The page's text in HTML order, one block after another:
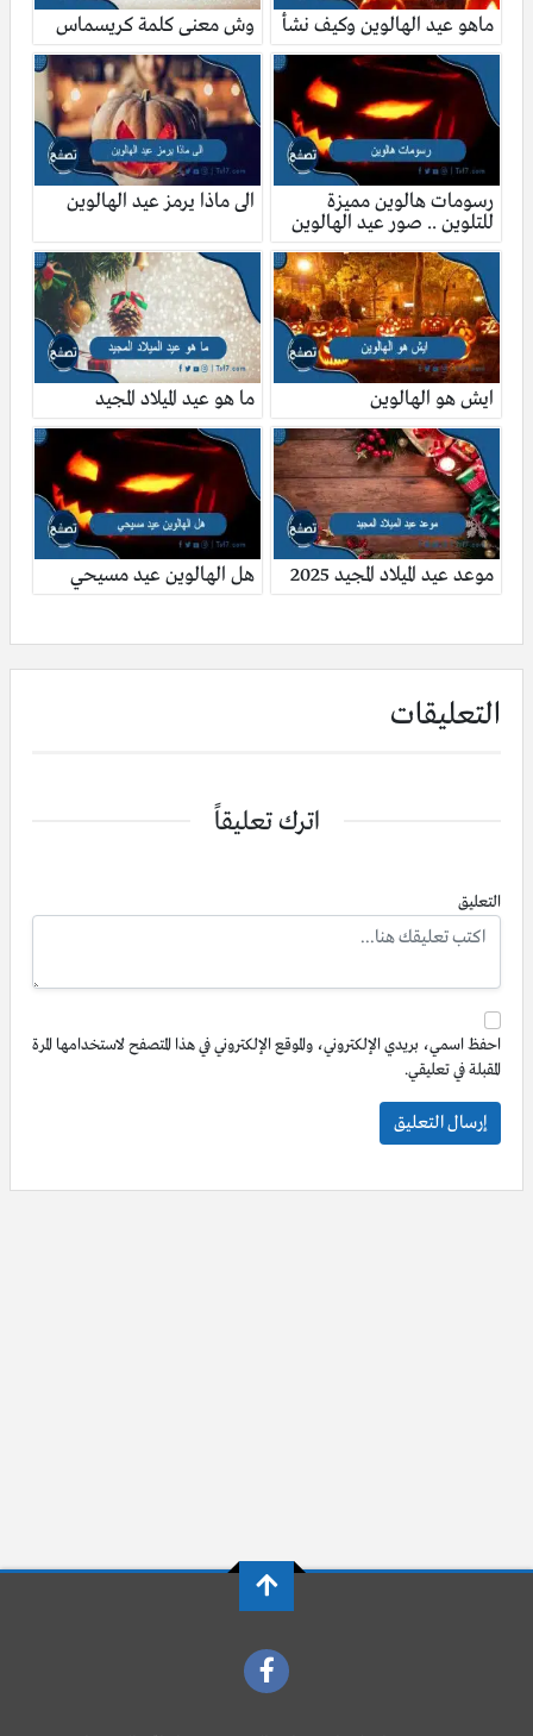
ماهو عيد الهالوين وكيف نشأ وش معنى كلمة كريسماس
رسومات هالوين مميزة
للتلوين .. صور عيد الهالوين
الى ماذا يرمز عيد الهالوين
ايش هو الهالوين ما هو عيد الميلاد المجيد
موعد عيد الميلاد المجيد 2025 هل الهالوين عيد مسيحي
التعليقات
اترك تعليقاً
التعليق
احفظ اسمي، بريدي الإلكتروني، والموقع الإلكتروني في هذا المتصفح لاستخدامها المرة
المقبلة في تعليقي.